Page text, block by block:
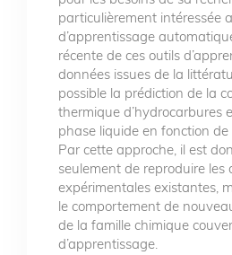
particulièrement intéressée
d’apprentissage
récente de ces outils
données issues de la
possible la prédiction de la
thermique d’hydrocarbures
phase liquide en fonction
Par cette approche, il est
seulement de reproduire les
expérimentales existantes,
le comportement de
de la famille chimique
d’apprentissage.